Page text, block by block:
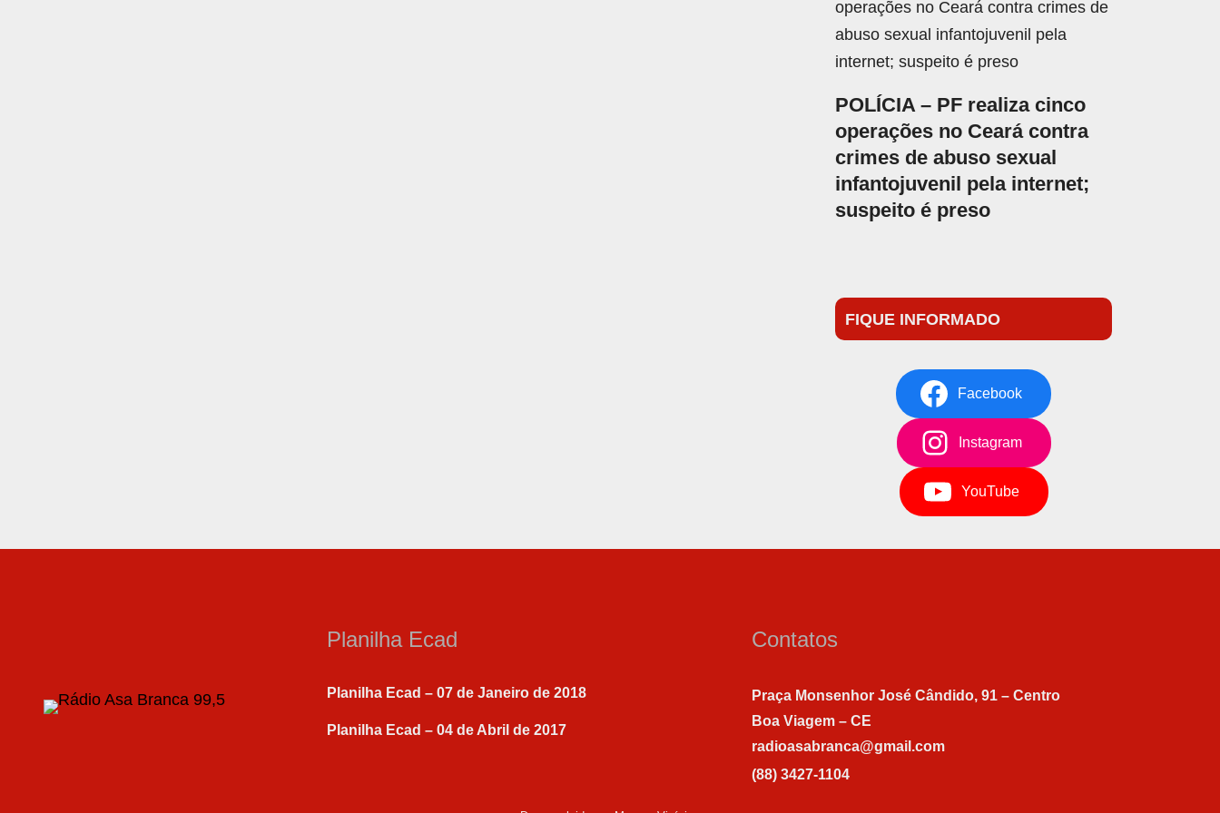
POLÍCIA – PF realiza cinco
operações no Ceará contra
crimes de abuso sexual
infantojuvenil pela internet;
suspeito é preso
FIQUE INFORMADO
Facebook
Instagram
YouTube
Planilha Ecad
Planilha Ecad – 07 de Janeiro de 2018
Planilha Ecad – 04 de Abril de 2017
Contatos
Praça Monsenhor José Cândido, 91 – Centro
Boa Viagem – CE
radioasabranca@gmail.com
(88) 3427-1104